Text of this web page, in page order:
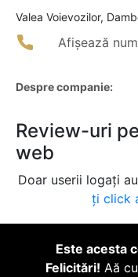
Valea Voievozilor,
Afișează
Despre companie:
Review-uri
web
Doar userii logați
ți click
Este acesta
Felicitări! Aă